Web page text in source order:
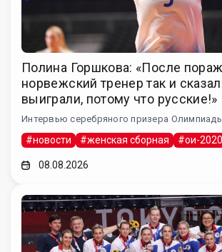
Полина Горшкова: «После
норвежский тренер так и
выиграли, потому что русские!»
Интервью серебряного призера
#новости #женская сборная #ои-2020
08.08.2026